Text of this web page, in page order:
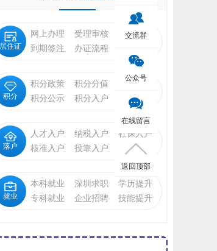
居住证
网上办理 受理审核
状态查询
到期签注
办证流程
积分
积分政策 积分分值
积分申请
积分公示
积分入户 入户指标
落户
人才入户 纳税入户
社保入户
核准入户
投靠入户 招工调干
就业
本科就业 深圳求职
学历提升
专科就业
企业招聘 技能提升
交流群
公众号
在线留言
返回顶部